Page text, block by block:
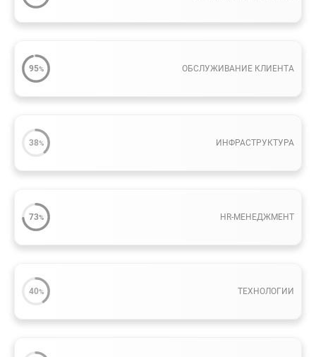
95% ОБСЛУЖИВАНИЕ КЛИЕНТА
38% ИНФРАСТРУКТУРА
73% HR-МЕНЕДЖМЕНТ
40% ТЕХНОЛОГИИ